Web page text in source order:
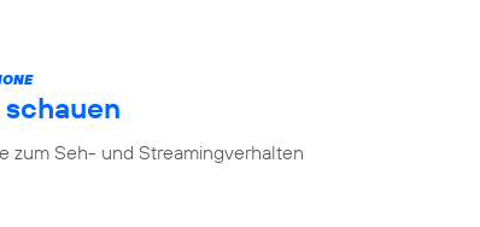
zum Seh- und Streamingverhalten